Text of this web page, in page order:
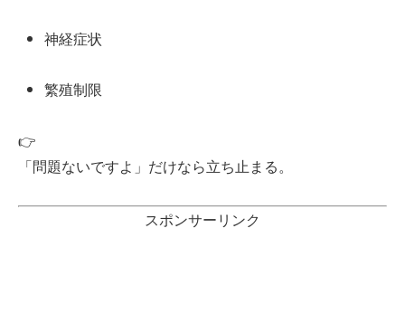
神経症状
繁殖制限
👉
「問題ないですよ」だけなら立ち止まる。
スポンサーリンク